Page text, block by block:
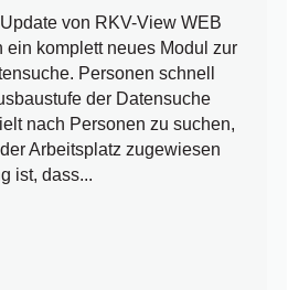
von RKV-View WEB
ein komplett neues Modul zur
Personen schnell
der Datensuche
nach Personen zu suchen,
Arbeitsplatz zugewiesen
ist, dass...